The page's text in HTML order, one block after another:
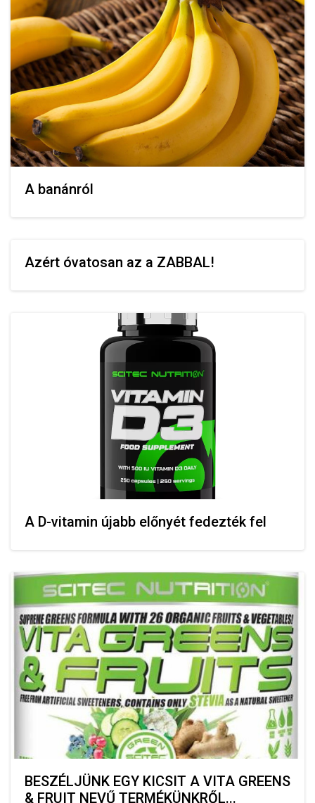
A banánról
Azért óvatosan az a ZABBAL!
A D-vitamin újabb előnyét fedezték fel
BESZÉLJÜNK EGY KICSIT A VITA GREENS
& FRUIT NEVŰ TERMÉKÜNKRŐL...